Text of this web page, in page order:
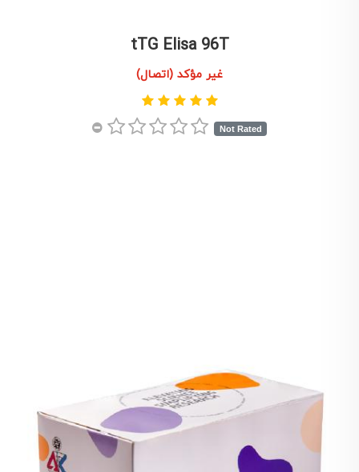
tTG Elisa 96T
غير مؤكد (اتصال)
Not Rated